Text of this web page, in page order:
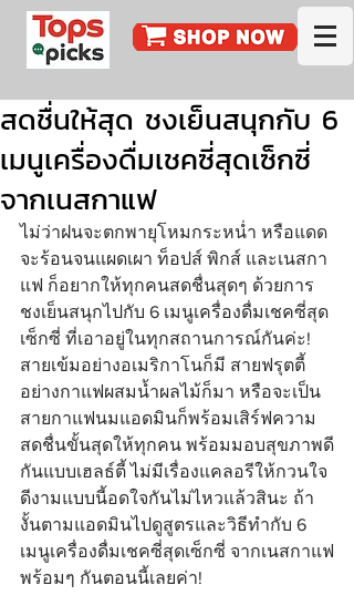
สดชื่นให้สุด ชงเย็นสนุกกับ 6
เมนูเครื่องดื่มเชคซี่สุดเซ็กซี่
จากเนสกาแฟ
ไม่ว่าฝนจะตกพายุโหมกระหน่ำ หรือแดด
จะร้อนจนแผดเผา ท็อปส์ พิกส์ และเนสกา
แฟ ก็อยากให้ทุกคนสดชื่นสุดๆ ด้วยการ
ชงเย็นสนุกไปกับ 6 เมนูเครื่องดื่มเชคซี่สุด
เซ็กซี่ ที่เอาอยู่ในทุกสถานการณ์กันค่ะ!
สายเข้มอย่างอเมริกาโนก็มี สายฟรุตตี้
อย่างกาแฟผสมน้ำผลไม้ก็มา หรือจะเป็น
สายกาแฟนมแอดมินก็พร้อมเสิร์ฟความ
สดชื่นขั้นสุดให้ทุกคน พร้อมมอบสุขภาพดี
กันแบบเฮลธ์ตี้ ไม่มีเรื่องแคลอรีให้กวนใจ
ดีงามแบบนี้อดใจกันไม่ไหวแล้วสินะ ถ้า
งั้นตามแอดมินไปดูสูตรและวิธีทำกับ 6
เมนูเครื่องดื่มเชคซี่สุดเซ็กซี่ จากเนสกาแฟ
พร้อมๆ กันตอนนี้เลยค่า!